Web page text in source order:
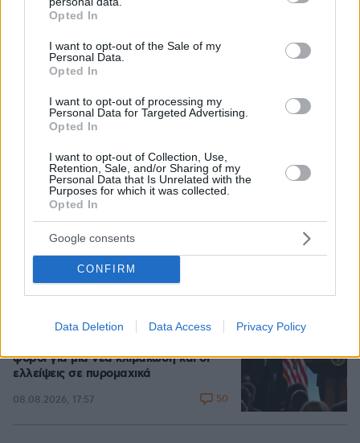
grant or deny consent to Google and its third-party tags to
use your data for below specified purposes in below Google
consent section.
Opted In
I want to opt-out of the Sale of my
Personal Data.
Opted In
I want to opt-out of processing my
Personal Data for Targeted Advertising.
Opted In
I want to opt-out of Collection, Use,
Retention, Sale, and/or Sharing of my
Personal Data that Is Unrelated with the
Purposes for which it was collected.
Opted In
Google consents
CONFIRM
Data Deletion Data Access Privacy Policy
Εγκαταλείπει το κόμμα Καρυστιανού και ο
επιχειρηματίας Νίκος Μπρουτζάκης: Καταγγέλλει
κλειστή κάστα, «λένε προδότες και πληρωμένους
όσους αποχωρούν»
08.08.2026, 18:48
αμερικανικών Ενόπλων Δυνάμεων
φόβοι για μια νέα κλιμάκωση και οι
ελλείψεις σε πυρομαχικά
08.08.2026, 17:57 50